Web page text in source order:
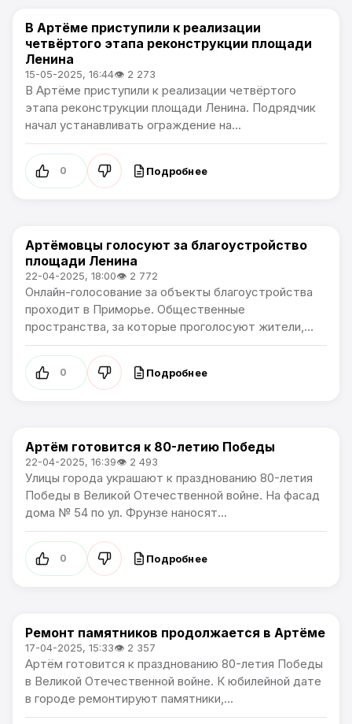
Культура
В Артёме приступили к реализации
четвёртого этапа реконструкции площади
Ленина
15-05-2025, 16:44👁 2 273
В Артёме приступили к реализации четвёртого
этапа реконструкции площади Ленина. Подрядчик
начал устанавливать ограждение на...
0 Подробнее
Культура
Артёмовцы голосуют за благоустройство
площади Ленина
22-04-2025, 18:00👁 2 772
Онлайн-голосование за объекты благоустройства
проходит в Приморье. Общественные
пространства, за которые проголосуют жители,...
0 Подробнее
Культура
Артём готовится к 80-летию Победы
22-04-2025, 16:39👁 2 493
Улицы города украшают к празднованию 80-летия
Победы в Великой Отечественной войне. На фасад
дома № 54 по ул. Фрунзе наносят...
0 Подробнее
Культура
Ремонт памятников продолжается в Артёме
17-04-2025, 15:33👁 2 357
Артём готовится к празднованию 80-летия Победы
в Великой Отечественной войне. К юбилейной дате
в городе ремонтируют памятники,...